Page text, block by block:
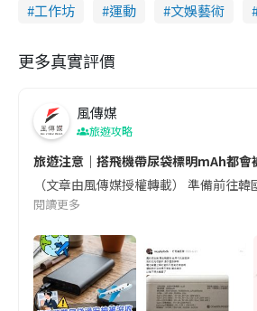
工作坊
運動 文娛藝術
更多真實評價
風傳媒
旅遊攻略
旅遊注意｜搭飛機帶尿袋標明mAh都
（文章由風傳媒授權轉載） 準備前往
閱讀更多